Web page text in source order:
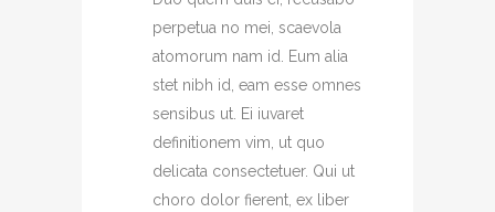
perpetua no mei, scaevola
atomorum nam id. Eum alia
stet nibh id, eam esse omnes
sensibus ut. Ei iuvaret
definitionem vim, ut quo
delicata consectetuer. Qui ut
choro dolor fierent, ex liber